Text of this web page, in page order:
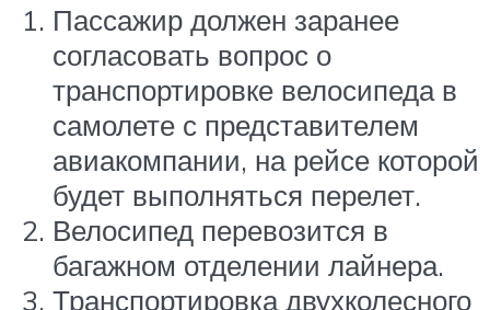
Пассажир должен заранее
согласовать вопрос о
транспортировке велосипеда в
самолете с представителем
авиакомпании, на рейсе которой
будет выполняться перелет.
Велосипед перевозится в
багажном отделении лайнера.
Транспортировка двухколесного